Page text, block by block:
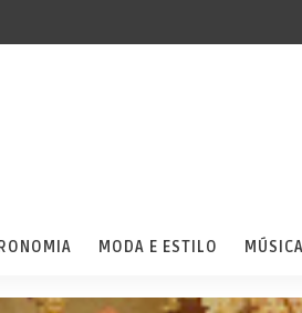
MODA E ESTILO MÚSICA